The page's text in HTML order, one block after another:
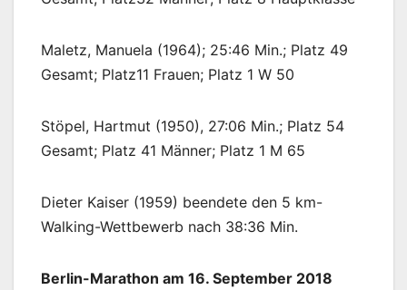
Maletz, Manuela (1964); 25:46 Min.; Platz 49
Gesamt; Platz11 Frauen; Platz 1 W 50
Stöpel, Hartmut (1950), 27:06 Min.; Platz 54
Gesamt; Platz 41 Männer; Platz 1 M 65
Dieter Kaiser (1959) beendete den 5 km-
Walking-Wettbewerb nach 38:36 Min.
Berlin-Marathon am 16. September 2018